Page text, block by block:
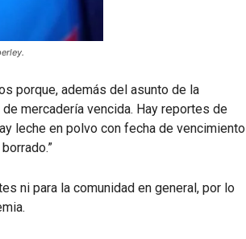
porque, además del asunto de la
mercadería vencida. Hay reportes de
leche en polvo con fecha de vencimiento
ni para la comunidad en general, por lo